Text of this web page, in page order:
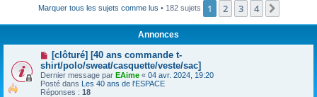
Marquer tous les sujets comme lus • 182 sujets 1 2 3 4
Annonces
[clôturé] [40 ans commande t-
shirt/polo/sweat/casquette/veste/sac]
Dernier message par EAime « 04 avr. 2024, 19:20
Posté dans Les 40 ans de l'ESPACE
Réponses : 18